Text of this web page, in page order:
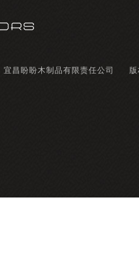
宜昌盼盼木制品有限责任公司